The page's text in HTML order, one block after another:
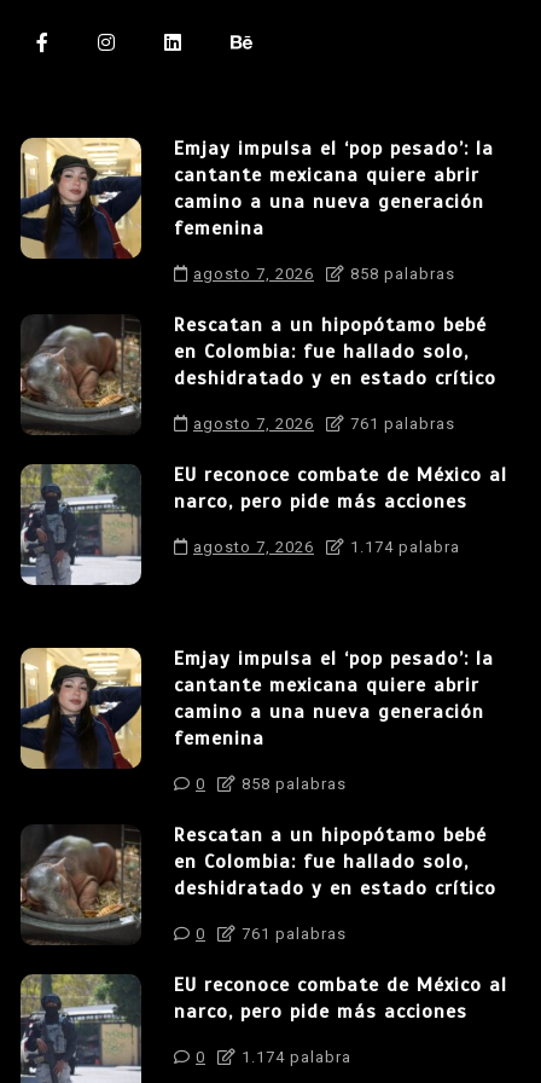
Emjay impulsa el ‘pop pesado’: la
cantante mexicana quiere abrir
camino a una nueva generación
femenina
agosto 7, 2026 858 palabras
Rescatan a un hipopótamo bebé
en Colombia: fue hallado solo,
deshidratado y en estado crítico
agosto 7, 2026 761 palabras
EU reconoce combate de México al
narco, pero pide más acciones
agosto 7, 2026 1.174 palabra
Emjay impulsa el ‘pop pesado’: la
cantante mexicana quiere abrir
camino a una nueva generación
femenina
0 858 palabras
Rescatan a un hipopótamo bebé
en Colombia: fue hallado solo,
deshidratado y en estado crítico
0 761 palabras
EU reconoce combate de México al
narco, pero pide más acciones
0 1.174 palabra